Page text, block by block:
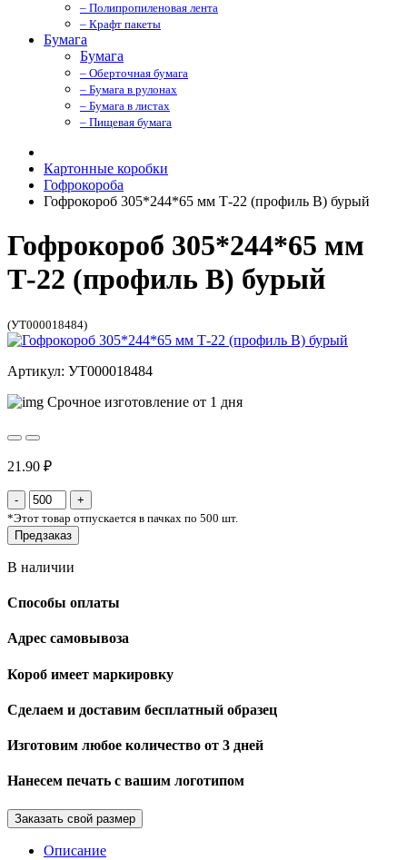
– Полипропиленовая лента
– Крафт пакеты
Бумага
Бумага
– Оберточная бумага
– Бумага в рулонах
– Бумага в листах
– Пищевая бумага
Картонные коробки
Гофрокороба
Гофрокороб 305*244*65 мм Т-22 (профиль B) бурый
Гофрокороб 305*244*65 мм
Т-22 (профиль B) бурый
(УТ000018484)
Артикул: УТ000018484
Срочное изготовление от 1 дня
21.90 ₽
*Этот товар отпускается в пачках по 500 шт.
Предзаказ
В наличии
Способы оплаты
Адрес самовывоза
Короб имеет маркировку
Сделаем и доставим бесплатный образец
Изготовим любое количество от 3 дней
Нанесем печать с вашим логотипом
Заказать свой размер
Описание